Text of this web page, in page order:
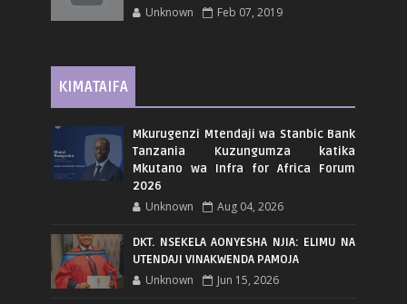
Unknown Feb 07, 2019
KIMATAIFA
Mkurugenzi Mtendaji wa Stanbic Bank
Tanzania Kuzungumza katika
Mkutano wa Infra for Africa Forum
2026
Unknown Aug 04, 2026
DKT. NSEKELA AONYESHA NJIA: ELIMU NA
UTENDAJI VINAKWENDA PAMOJA
Unknown Jun 15, 2026